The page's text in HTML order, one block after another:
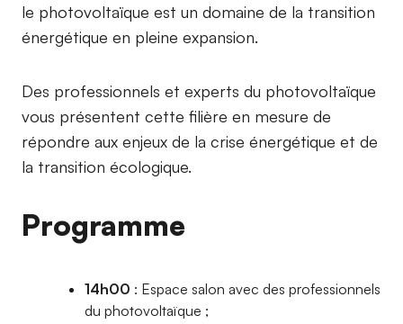
le photovoltaïque est un domaine de la transition
énergétique en pleine expansion.
Des professionnels et experts du photovoltaïque
vous présentent cette filière en mesure de
répondre aux enjeux de la crise énergétique et de
la transition écologique.
Programme
14h00 : Espace salon avec des professionnels
du photovoltaïque ;